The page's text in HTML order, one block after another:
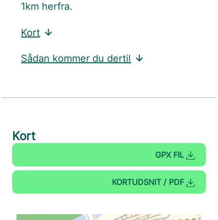
1km herfra.
Kort
Sådan kommer du dertil
Kort
GPX FIL
KORTUDSNIT / PDF